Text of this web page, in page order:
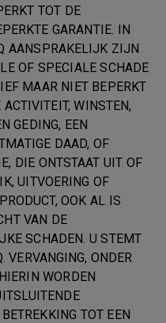
TOT DE
GARANTIE. IN
AANSPRAKELIJK ZIJN
OF SPECIALE SCHADE
MAAR NIET BEPERKT
WINSTEN,
GEDING, EEN
DAAD, OF
DIE ONTSTAAT UIT OF
UITVOERING OF
OOK AL IS
VAN DE
SCHADEN. U STEMT
VERVANGING, ONDER
WORDEN
TOT EEN